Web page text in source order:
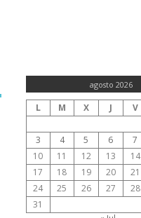
agosto 2026
L M X J V
3
4 5 6 7
10
11 12 13 14
17
18 19 20 21
24
25 26 27 28
31